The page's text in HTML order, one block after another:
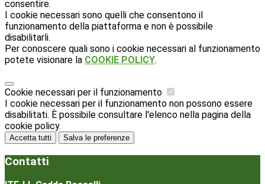
consentire.
I cookie necessari sono quelli che consentono il
funzionamento della piattaforma e non è possibile
disabilitarli.
Per conoscere quali sono i cookie necessari al funzionamento
potete visionare la COOKIE POLICY.
Cookie necessari per il funzionamento
I cookie necessari per il funzionamento non possono essere
disabilitati. È possibile consultare l'elenco nella pagina della
cookie policy.
Accetta tutti Salva le preferenze
Contatti